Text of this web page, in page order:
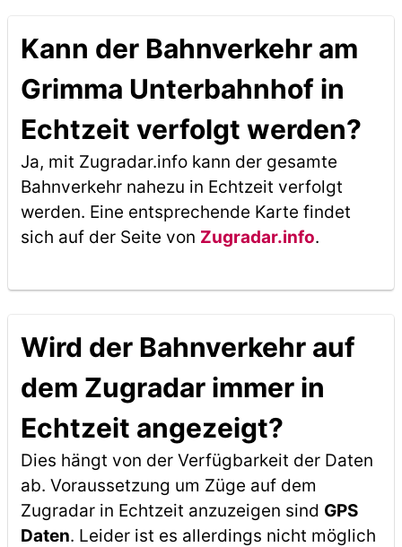
Kann der Bahnverkehr am
Grimma Unterbahnhof in
Echtzeit verfolgt werden?
Ja, mit Zugradar.info kann der gesamte
Bahnverkehr nahezu in Echtzeit verfolgt
werden. Eine entsprechende Karte findet
sich auf der Seite von Zugradar.info.
Wird der Bahnverkehr auf
dem Zugradar immer in
Echtzeit angezeigt?
Dies hängt von der Verfügbarkeit der Daten
ab. Voraussetzung um Züge auf dem
Zugradar in Echtzeit anzuzeigen sind GPS
Daten. Leider ist es allerdings nicht möglich